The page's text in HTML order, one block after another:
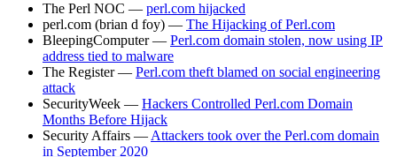
The Perl NOC — perl.com hijacked
perl.com (brian d foy) — The Hijacking of Perl.com
BleepingComputer — Perl.com domain stolen, now using IP
address tied to malware
The Register — Perl.com theft blamed on social engineering
attack
SecurityWeek — Hackers Controlled Perl.com Domain
Months Before Hijack
Security Affairs — Attackers took over the Perl.com domain
in September 2020